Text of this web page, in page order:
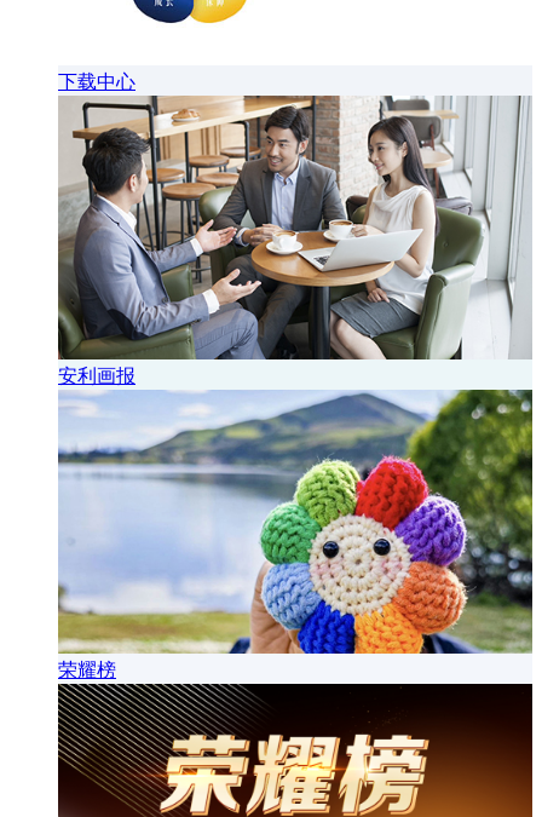
下载中心
安利画报
荣耀榜